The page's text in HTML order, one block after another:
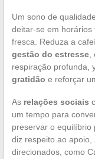
Um sono de
deitar-se em horários
fresca. Reduza a
gestão do estresse,
respiração profunda,
gratidão e reforçar
As relações sociais
um tempo para
preservar o equilíbrio
diz respeito ao apoio,
direcionados, como